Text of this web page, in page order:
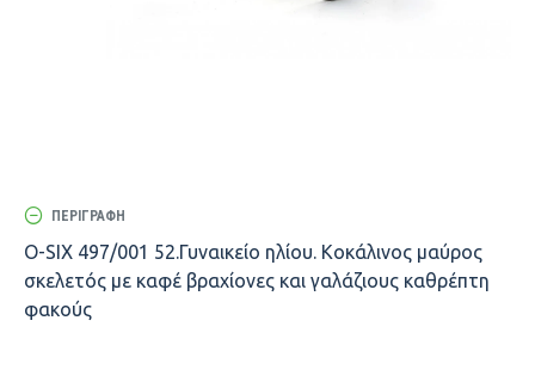
ΠΕΡΙΓΡΑΦΉ
O-SIX 497/001 52.Γυναικείο ηλίου. Κοκάλινος μαύρος
σκελετός με καφέ βραχίονες και γαλάζιους καθρέπτη
φακούς